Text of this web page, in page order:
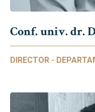
Conf. univ. dr.
DIRECTOR -